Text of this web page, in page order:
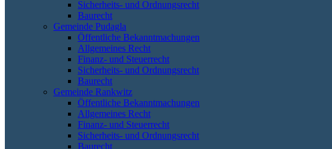
Sicherheits- und Ordnungsrecht
Baurecht
Gemeinde Pudagla
Öffentliche Bekanntmachungen
Allgemeines Recht
Finanz- und Steuerrecht
Sicherheits- und Ordnungsrecht
Baurecht
Gemeinde Rankwitz
Öffentliche Bekanntmachungen
Allgemeines Recht
Finanz- und Steuerrecht
Sicherheits- und Ordnungsrecht
Baurecht